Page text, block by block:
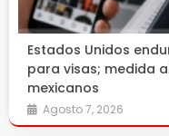
Estados Unidos
para visas; medida
mexicanos
Agosto 7, 2026